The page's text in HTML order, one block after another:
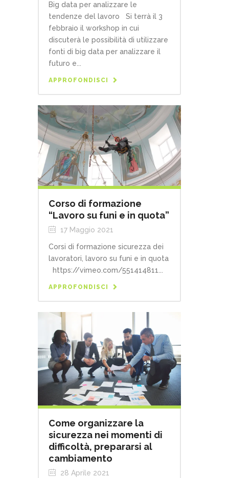
Big data per analizzare le
tendenze del lavoro Si terrà il 3
febbraio il workshop in cui
discuterà le possibilità di utilizzare
fonti di big data per analizzare il
futuro e...
APPROFONDISCI
Corso di formazione
“Lavoro su funi e in quota”
17 Maggio 2021
Corsi di formazione sicurezza dei
lavoratori, lavoro su funi e in quota
https://vimeo.com/551414811...
APPROFONDISCI
Come organizzare la
sicurezza nei momenti di
difficoltà, prepararsi al
cambiamento
28 Aprile 2021